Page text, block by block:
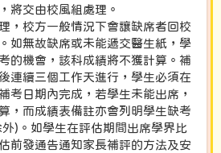
將交由校風組處理。
，校方一般情況下會讓缺席者回校
如無故缺席或未能遞交醫生紙，學
的機會，該科成績將不獲計算。補
連續三個工作天進行，學生必須在
考日期內完成，若學生未能出席，
，而成績表備註亦會列明學生缺考
)。如學生在評估期間出席學界比
前發通告通知家長補評的方法及安